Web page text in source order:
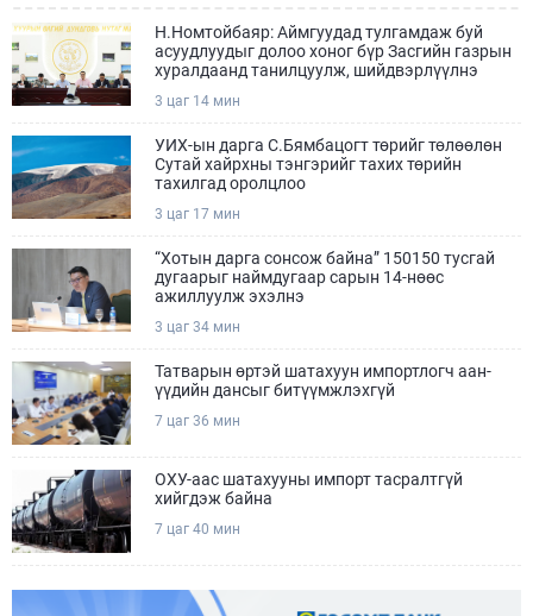
Н.Номтойбаяр: Аймгуудад тулгамдаж буй
асуудлуудыг долоо хоног бүр Засгийн газрын
хуралдаанд танилцуулж, шийдвэрлүүлнэ
3 цаг 14 мин
УИХ-ын дарга С.Бямбацогт төрийг төлөөлөн
Сутай хайрхны тэнгэрийг тахих төрийн
тахилгад оролцлоо
3 цаг 17 мин
“Хотын дарга сонсож байна” 150150 тусгай
дугаарыг наймдугаар сарын 14-нөөс
ажиллуулж эхэлнэ
3 цаг 34 мин
Татварын өртэй шатахуун импортлогч аан-
үүдийн дансыг битүүмжлэхгүй
7 цаг 36 мин
ОХУ-аас шатахууны импорт тасралтгүй
хийгдэж байна
7 цаг 40 мин